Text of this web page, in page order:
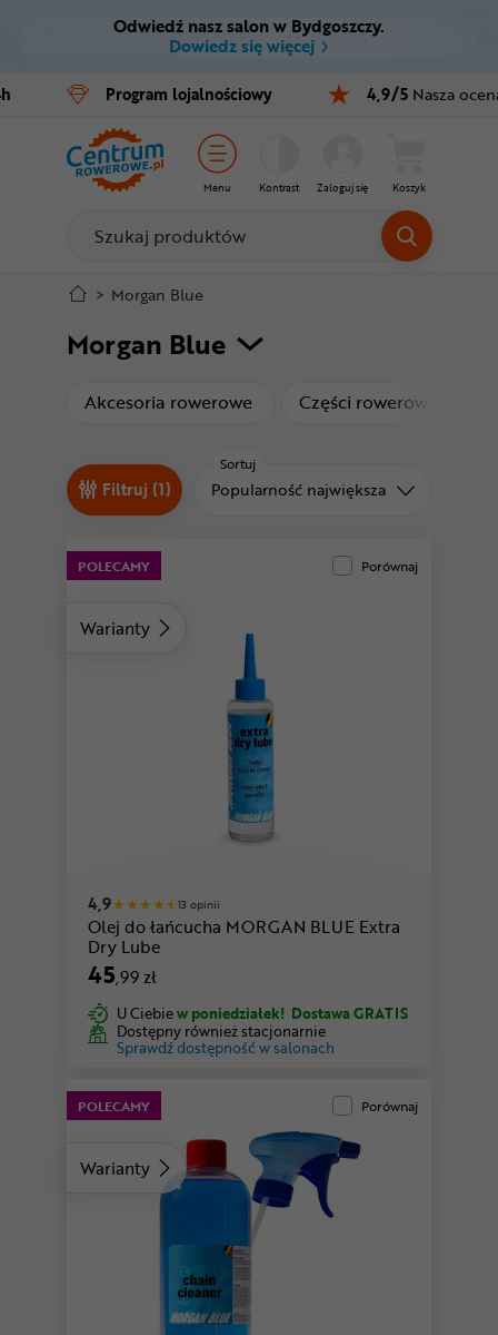
Ctrl M
Menu główne
Filtry
Produkty
Stopka
Mapa strony
Odwiedź nasz salon w Bydgoszczy.
Dowiedz się więcej
Program lojalnościowy 4,9/5 Nasza
Menu Kontrast Zaloguj się Koszyk
Rowery
E-bike
Części
Akcesoria
Odzież
Kaski
Buty
Odżywki
Nowości
> Morgan Blue
Morgan Blue
Akcesoria rowerowe produktyCzęści rowerowe
Filtruj (1)
Sortuj
Sortuj od
Popularność największa
Warianty
POLECAMY Porównaj
4,9 13 opinii
Olej do łańcucha MORGAN BLUE Extra
Dry Lube
45,99 zł
U Ciebiew poniedziałek! Dostawa GRATIS
Dostępny również stacjonarnie
Sprawdź dostępność w salonach
Warianty
POLECAMY Porównaj